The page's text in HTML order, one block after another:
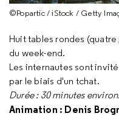
©Popartic / iStock / Getty
Huit tables rondes
du week-end.
Les internautes sont
par le biais d'un tchat.
Durée : 30 minutes environ.
Animation : Denis